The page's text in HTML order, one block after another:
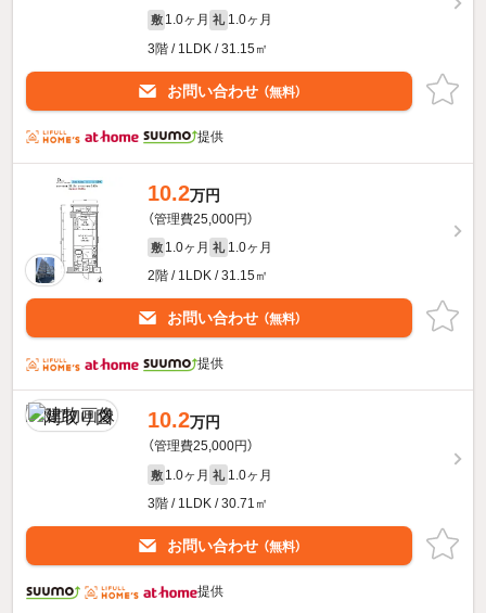
敷 1.0ヶ月 礼 1.0ヶ月
3階 / 1LDK / 31.15㎡
お問い合わせ （無料）
提供
10.2万円
（管理費25,000円）
敷 1.0ヶ月 礼 1.0ヶ月
2階 / 1LDK / 31.15㎡
お問い合わせ （無料）
提供
10.2万円
（管理費25,000円）
敷 1.0ヶ月 礼 1.0ヶ月
3階 / 1LDK / 30.71㎡
お問い合わせ （無料）
提供